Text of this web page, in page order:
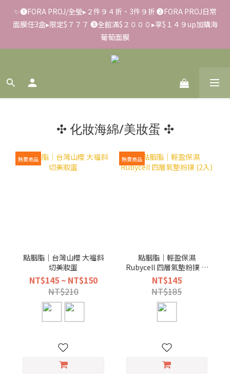
✨滿額好禮 ➊滿９９９贈▸彈力保濕面膜/盒 ➋滿１８８８贈▸蒸氣
熱敷眼罩/盒 ❸滿３３８８贈▸積雪草柔敏舒緩水凝霜EX/瓶
✨➊FORA PROJ/全瑩▸２件９４折、3件９折 ➋FORA PROJ日常
面膜任3盒▸限定$７７７ ➌全館滿$２０００▸享$１４９up加購海
葡萄面膜
📢【反詐騙聲明】LiKOO不會要求客戶提供銀行資料，或是操作
ATM，可致電02-6637-7373聯繫我們或是165反詐騙電話查證！
熱敷眼罩/盒 ❸滿３３８８贈▸積雪草柔敏舒緩水凝霜EX/瓶
✣ 化妝海綿/美妝蛋 ✣
熱賣商品
點胭脂｜台灣山櫻 大福斜
切美妝蛋
NT$145 ~ NT$150
NT$210
熱賣商品
點胭脂｜輕盈保濕
Rubycell 四層氣墊粉撲 (2
入)
NT$145
NT$185